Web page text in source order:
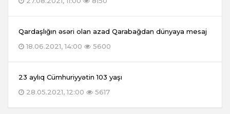
Qardaşlığın əsəri olan azad Qarabağdan dünyaya mesaj
18.06.2021, 14:00
5600
23 aylıq Cümhuriyyətin 103 yaşı
28.05.2021, 12:00
5617